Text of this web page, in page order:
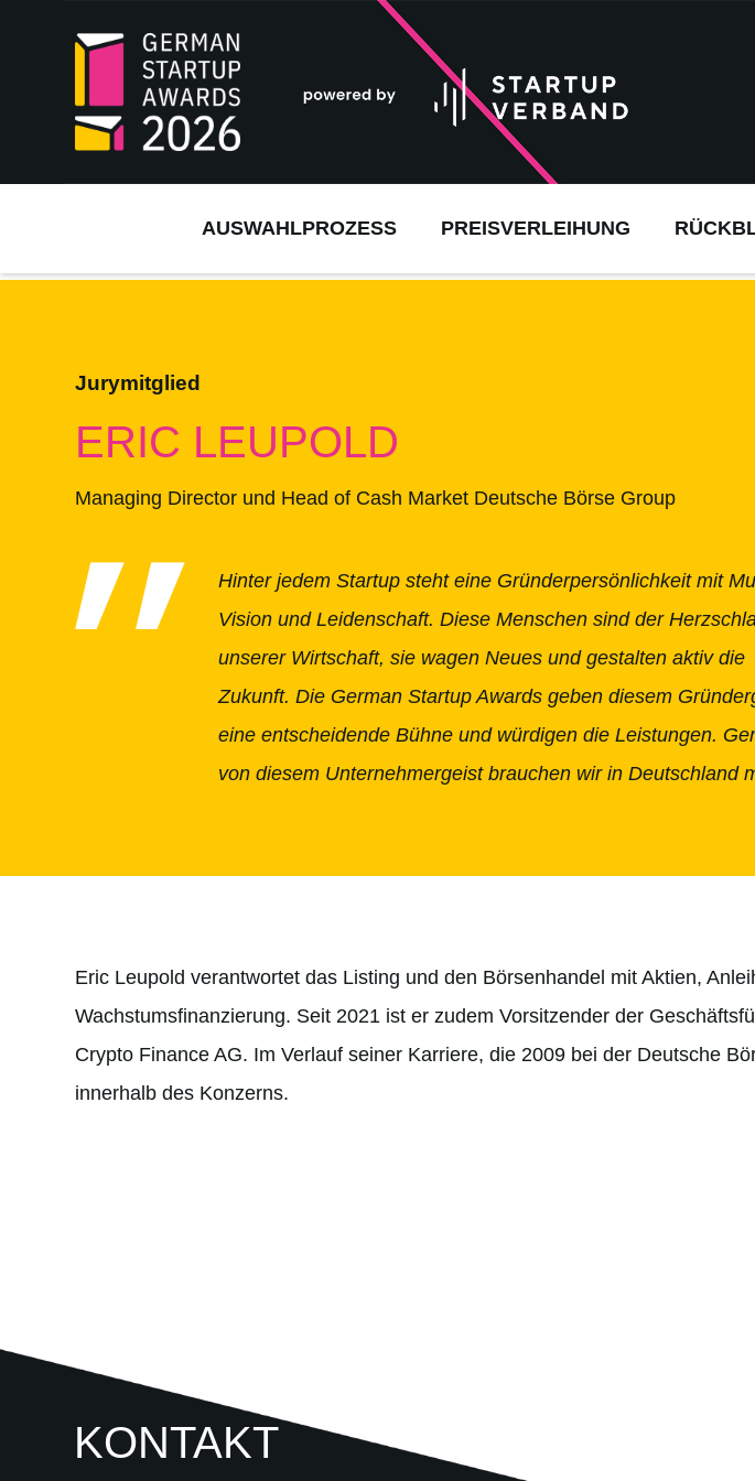
AUSWAHLPROZESS PREISVERLEIHUNG
Jurymitglied
ERIC LEUPOLD
Managing Director und Head of Cash Market Deutsche Börse Group
Hinter jedem Startup steht eine Gründerpersönlichkeit mit
Vision und Leidenschaft. Diese Menschen sind der
unserer Wirtschaft, sie wagen Neues und gestalten aktiv die
Zukunft. Die German Startup Awards geben diesem
eine entscheidende Bühne und würdigen die Leistungen.
von diesem Unternehmergeist brauchen wir in Deutschland
Eric Leupold verantwortet das Listing und den Börsenhandel mit Aktien,
Wachstumsfinanzierung. Seit 2021 ist er zudem Vorsitzender der
Crypto Finance AG. Im Verlauf seiner Karriere, die 2009 bei der Deutsche
innerhalb des Konzerns.
KONTAKT